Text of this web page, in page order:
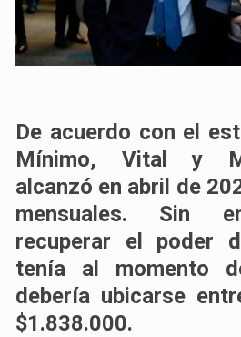
De acuerdo con el
Mínimo, Vital y
alcanzó en abril de
mensuales. Sin
recuperar el poder
tenía al momento
debería ubicarse
$1.838.000.